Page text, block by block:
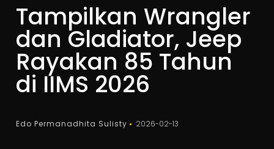
Tampilkan Wrangler
dan Gladiator, Jeep
Rayakan 85 Tahun
di IIMS 2026
Edo Permanadhita Sulisty 2026-02-13